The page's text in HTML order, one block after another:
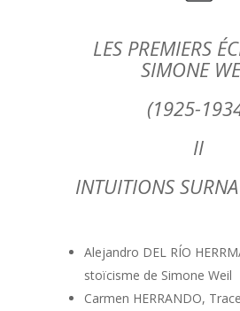
LES PREMIERS
SIMONE
(1925-
II
INTUITIONS
Alejandro DEL RÍO
stoïcisme de Simone Weil
Carmen HERRANDO,